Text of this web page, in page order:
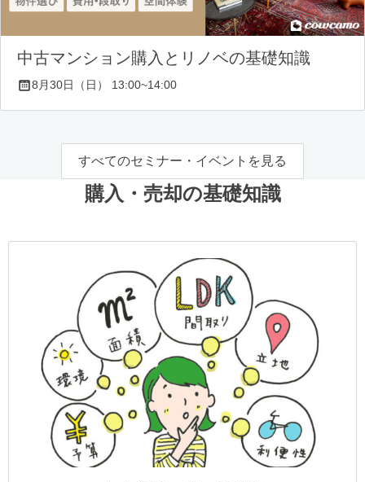
中古マンション購入とリノベの基礎知識
8月30日（日） 13:00~14:00
すべてのセミナー・イベントを見る
購入・売却の基礎知識